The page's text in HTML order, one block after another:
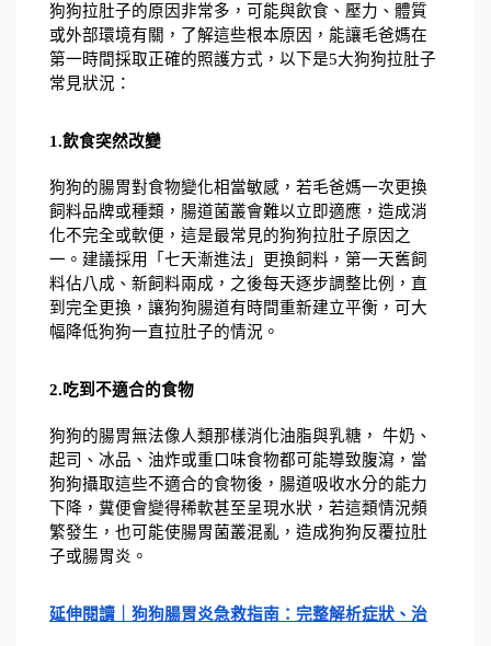
狗狗拉肚子的原因非常多，可能與飲食、壓力、體質
或外部環境有關，了解這些根本原因，能讓毛爸媽在
第一時間採取正確的照護方式，以下是5大狗狗拉肚子
常見狀況：
1.飲食突然改變
狗狗的腸胃對食物變化相當敏感，若毛爸媽一次更換
飼料品牌或種類，腸道菌叢會難以立即適應，造成消
化不完全或軟便，這是最常見的狗狗拉肚子原因之
一。建議採用「七天漸進法」更換飼料，第一天舊飼
料佔八成、新飼料兩成，之後每天逐步調整比例，直
到完全更換，讓狗狗腸道有時間重新建立平衡，可大
幅降低狗狗一直拉肚子的情況。
2.吃到不適合的食物
狗狗的腸胃無法像人類那樣消化油脂與乳糖， 牛奶、
起司、冰品、油炸或重口味食物都可能導致腹瀉，當
狗狗攝取這些不適合的食物後，腸道吸收水分的能力
下降，糞便會變得稀軟甚至呈現水狀，若這類情況頻
繁發生，也可能使腸胃菌叢混亂，造成狗狗反覆拉肚
子或腸胃炎。
延伸閱讀｜狗狗腸胃炎急救指南：完整解析症狀、治